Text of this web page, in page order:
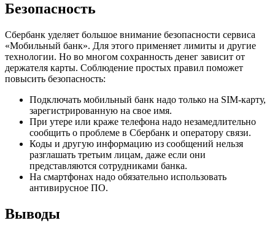
Безопасность
Сбербанк уделяет большое внимание безопасности сервиса
«Мобильный банк». Для этого применяет лимиты и другие
технологии. Но во многом сохранность денег зависит от
держателя карты. Соблюдение простых правил поможет
повысить безопасность:
Подключать мобильный банк надо только на SIM-карту,
зарегистрированную на свое имя.
При утере или краже телефона надо незамедлительно
сообщить о проблеме в Сбербанк и оператору связи.
Коды и другую информацию из сообщений нельзя
разглашать третьим лицам, даже если они
представляются сотрудниками банка.
На смартфонах надо обязательно использовать
антивирусное ПО.
Выводы